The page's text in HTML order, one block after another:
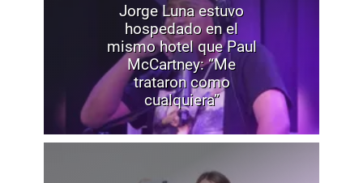
Jorge Luna estuvo
hospedado en el
mismo hotel que Paul
McCartney: “Me
trataron como
cualquiera”